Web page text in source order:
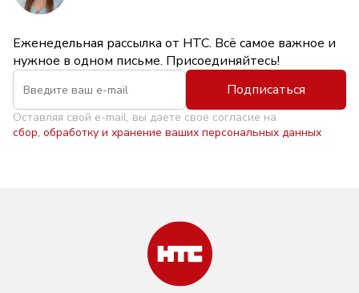
Еженедельная рассылка от НТС. Всё самое важное и
нужное в одном письме. Присоединяйтесь!
Подписаться
Оставляя свой e-mail, вы даете свое согласие на
сбор, обработку и хранение ваших персональных данных